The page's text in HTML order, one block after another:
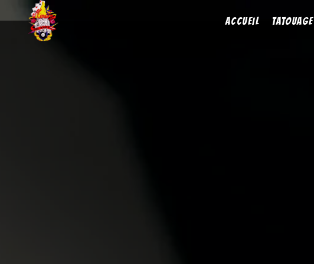
ACCUEIL TATOUAGE
Panneau de gestion des cookies